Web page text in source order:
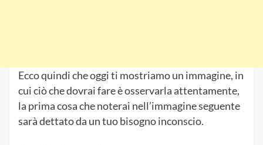
Ecco quindi che oggi ti mostriamo un immagine, in
cui ciò che dovrai fare è osservarla attentamente,
la prima cosa che noterai nell’immagine seguente
sarà dettato da un tuo bisogno inconscio.